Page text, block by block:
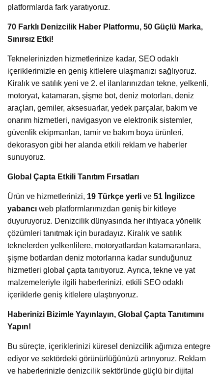
platformlarda fark yaratıyoruz.
70 Farklı Denizcilik Haber Platformu, 50 Güçlü Marka,
Sınırsız Etki!
Teknelerinizden hizmetlerinize kadar, SEO odaklı
içeriklerimizle en geniş kitlelere ulaşmanızı sağlıyoruz.
Kiralık ve satılık yeni ve 2. el ilanlarınızdan tekne, yelkenli,
motoryat, katamaran, şişme bot, deniz motorları, deniz
araçları, gemiler, aksesuarlar, yedek parçalar, bakım ve
onarım hizmetleri, navigasyon ve elektronik sistemler,
güvenlik ekipmanları, tamir ve bakım boya ürünleri,
dekorasyon gibi her alanda etkili reklam ve haberler
sunuyoruz.
Global Çapta Etkili Tanıtım Fırsatları
Ürün ve hizmetlerinizi, 19 Türkçe yerli ve 51 İngilizce
yabancı web platformlarımızdan geniş bir kitleye
duyuruyoruz. Denizcilik dünyasında her ihtiyaca yönelik
çözümleri tanıtmak için buradayız. Kiralık ve satılık
teknelerden yelkenlilere, motoryatlardan katamaranlara,
şişme botlardan deniz motorlarına kadar sunduğunuz
hizmetleri global çapta tanıtıyoruz. Ayrıca, tekne ve yat
malzemeleriyle ilgili haberlerinizi, etkili SEO odaklı
içeriklerle geniş kitlelere ulaştırıyoruz.
Haberinizi Bizimle Yayınlayın, Global Çapta Tanıtımını
Yapın!
Bu süreçte, içeriklerinizi küresel denizcilik ağımıza entegre
ediyor ve sektördeki görünürlüğünüzü artırıyoruz. Reklam
ve haberlerinizle denizcilik sektöründe güçlü bir dijital